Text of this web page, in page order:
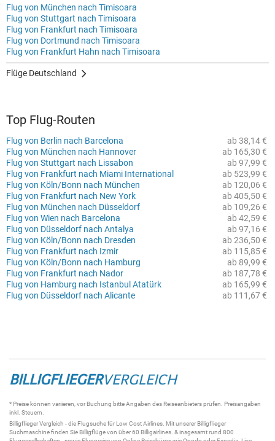
Flug von München nach Timisoara
Flug von Stuttgart nach Timisoara
Flug von Frankfurt nach Timisoara
Flug von Dortmund nach Timisoara
Flug von Frankfurt Hahn nach Timisoara
Flüge Deutschland
Top Flug-Routen
ab 38,14 €
Flug von Berlin nach Barcelona
ab 165,30 €
Flug von München nach Hannover
ab 97,99 €
Flug von Stuttgart nach Lissabon
ab 523,99 €
Flug von Frankfurt nach Miami International
ab 120,06 €
Flug von Köln/Bonn nach München
ab 405,50 €
Flug von Frankfurt nach New York
ab 109,26 €
Flug von München nach Düsseldorf
ab 42,59 €
Flug von Wien nach Barcelona
ab 97,16 €
Flug von Düsseldorf nach Antalya
ab 236,50 €
Flug von Köln/Bonn nach Dresden
ab 115,85 €
Flug von Frankfurt nach Izmir
ab 89,99 €
Flug von Köln/Bonn nach Hamburg
ab 187,78 €
Flug von Frankfurt nach Nador
ab 165,99 €
Flug von Hamburg nach Istanbul Atatürk
ab 111,67 €
Flug von Düsseldorf nach Alicante
BILLIGFLIEGERVERGLEICH
* Preise können variieren, vor Buchung bitte Angaben des Reiseanbieters prüfen. Preisangaben
inkl. Steuern.
BilligfliegerVergleich - die Flugsuchefür Low Cost Airlines. Mit unsererBilligflieger
Suchmaschinefinden Sie Billigflügevon über 60 Billigairlines . & insgesamt rund 800